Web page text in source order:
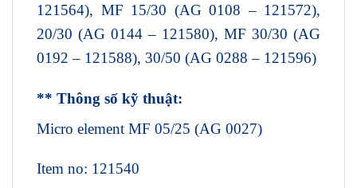
121564), MF 15/30 (AG 0108 – 121572),
20/30 (AG 0144 – 121580), MF 30/30 (AG
0192 – 121588), 30/50 (AG 0288 – 121596)
** Thông số kỹ thuật:
Micro element MF 05/25 (AG 0027)
Item no: 121540